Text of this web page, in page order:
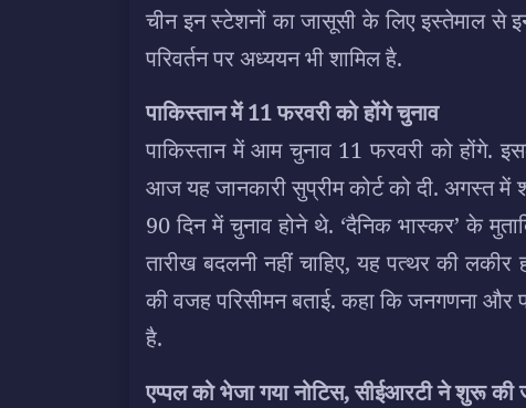
चीन इन स्टेशनों का जासूसी के लिए इस्तेमाल से
परिवर्तन पर अध्ययन भी शामिल है.
पाकिस्तान में 11 फरवरी को होंगे चुनाव
पाकिस्तान में आम चुनाव 11 फरवरी को होंगे.
आज यह जानकारी सुप्रीम कोर्ट को दी. अगस्त में
90 दिन में चुनाव होने थे. ‘दैनिक भास्कर’ के
तारीख बदलनी नहीं चाहिए, यह पत्थर की लकीर
की वजह परिसीमन बताई. कहा कि जनगणना और
है.
एप्पल को भेजा गया नोटिस, सीईआरटी ने शुरू की